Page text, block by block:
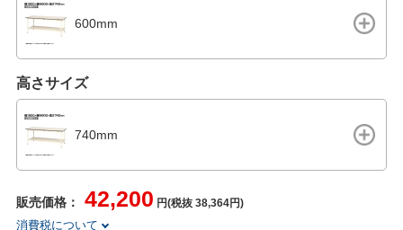
600mm
高さサイズ
740mm
販売価格： 42,200 円(税抜 38,364円)
消費税について